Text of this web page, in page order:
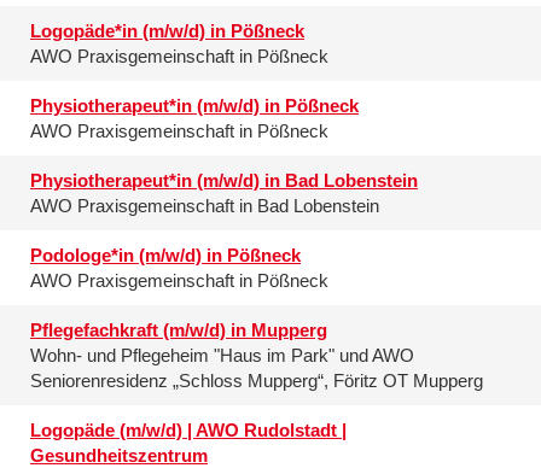
Logopäde*in (m/w/d) in Pößneck
AWO Praxisgemeinschaft in Pößneck
Physiotherapeut*in (m/w/d) in Pößneck
AWO Praxisgemeinschaft in Pößneck
Physiotherapeut*in (m/w/d) in Bad Lobenstein
AWO Praxisgemeinschaft in Bad Lobenstein
Podologe*in (m/w/d) in Pößneck
AWO Praxisgemeinschaft in Pößneck
Pflegefachkraft (m/w/d) in Mupperg
Wohn- und Pflegeheim "Haus im Park" und AWO
Seniorenresidenz „Schloss Mupperg“, Föritz OT Mupperg
Logopäde (m/w/d) | AWO Rudolstadt |
Gesundheitszentrum